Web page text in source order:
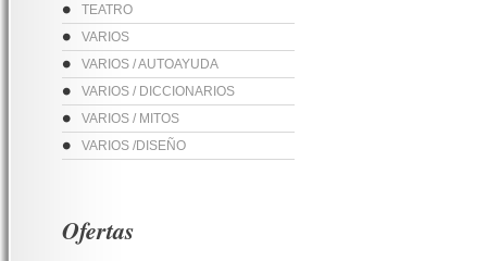
TEATRO
VARIOS
VARIOS / AUTOAYUDA
VARIOS / DICCIONARIOS
VARIOS / MITOS
VARIOS /DISEÑO
Ofertas